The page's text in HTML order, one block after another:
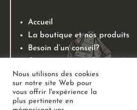
Accueil
La boutique et nos produits
Besoin d’un conseil?
Mentions légales
Conditions générales de ventes
Politiques de retours
Nous utilisons des cookies
sur notre site Web pour
vous offrir l'expérience la
plus pertinente en